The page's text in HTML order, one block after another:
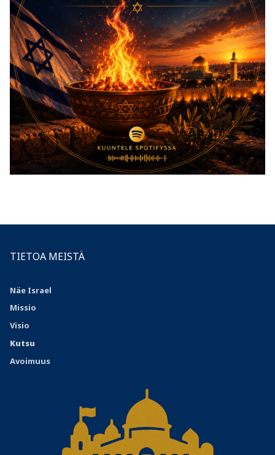
TIETOA MEISTÄ
Näe Israel
Missio
Visio
Kutsu
Avoimuus